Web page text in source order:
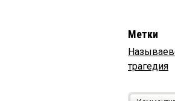
Метки
трагедия